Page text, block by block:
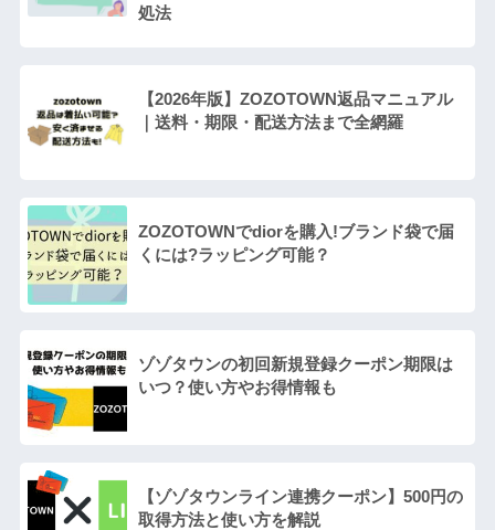
処法
【2026年版】ZOZOTOWN返品マニュアル
｜送料・期限・配送方法まで全網羅
ZOZOTOWNでdiorを購入!ブランド袋で届
くには?ラッピング可能？
ゾゾタウンの初回新規登録クーポン期限は
いつ？使い方やお得情報も
【ゾゾタウンライン連携クーポン】500円の
取得方法と使い方を解説